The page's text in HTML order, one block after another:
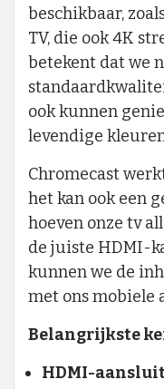
beschikbaar,
TV, die ook 4K
betekent dat we
ook kunnen
levendige
Chromecast
het kan ook een
hoeven onze tv
de juiste HDMI-
kunnen we de
met ons mobiele
Belangrijkste
HDMI-